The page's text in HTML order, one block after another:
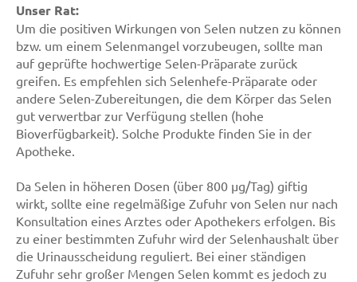
Unser Rat:
Um die positiven Wirkungen von Selen nutzen zu können
bzw. um einem Selenmangel vorzubeugen, sollte man
auf geprüfte hochwertige Selen-Präparate zurück
greifen. Es empfehlen sich Selenhefe-Präparate oder
andere Selen-Zubereitungen, die dem Körper das Selen
gut verwertbar zur Verfügung stellen (hohe
Bioverfügbarkeit). Solche Produkte finden Sie in der
Apotheke.
Da Selen in höheren Dosen (über 800 µg/Tag) giftig
wirkt, sollte eine regelmäßige Zufuhr von Selen nur nach
Konsultation eines Arztes oder Apothekers erfolgen. Bis
zu einer bestimmten Zufuhr wird der Selenhaushalt über
die Urinausscheidung reguliert. Bei einer ständigen
Zufuhr sehr großer Mengen Selen kommt es jedoch zu